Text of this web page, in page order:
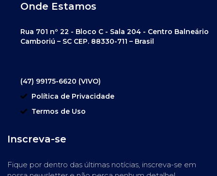
Onde Estamos
Rua 701 nº 22 - Bloco C - Sala 204 - Centro Balneário
Camboriú – SC CEP. 88330-711 – Brasil
(47) 99175-6620 (VIVO)
Política de Privacidade
Termos de Uso
Inscreva-se
Fique por dentro das últimas notícias, inscreva-se em